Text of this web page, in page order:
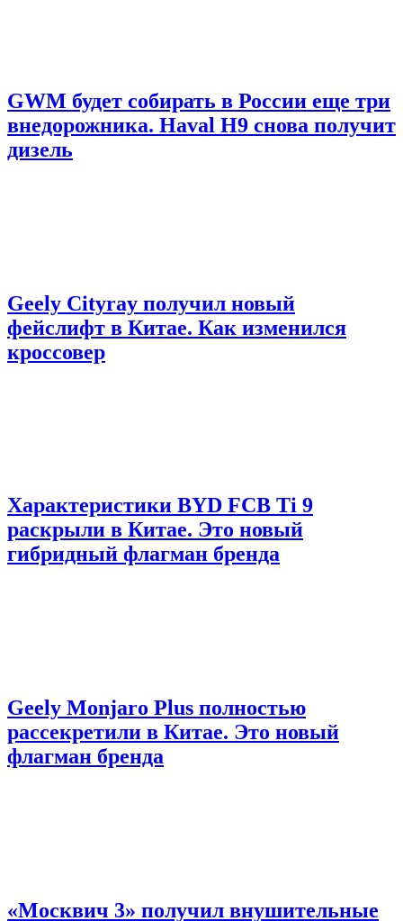
GWM будет собирать в России еще три
внедорожника. Haval H9 снова получит
дизель
Geely Cityray получил новый
фейслифт в Китае. Как изменился
кроссовер
Характеристики BYD FCB Ti 9
раскрыли в Китае. Это новый
гибридный флагман бренда
Geely Monjaro Plus полностью
рассекретили в Китае. Это новый
флагман бренда
«Москвич 3» получил внушительные